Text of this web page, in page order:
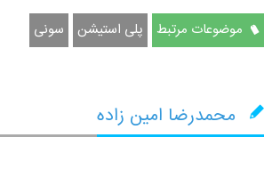
موضوعات مرتبط پلی استیشن سونی
محمدرضا امین زاده